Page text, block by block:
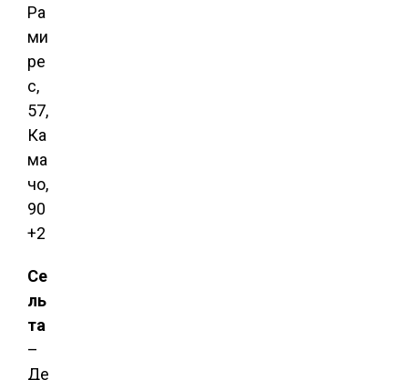
Ра
ми
ре
с,
57,
Ка
ма
чо,
90
+2
Се
ль
та
–
Де